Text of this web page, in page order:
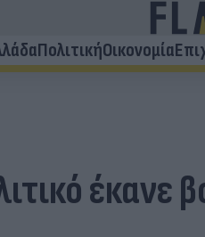
ΠολιτικήΟικονομία
έκανε